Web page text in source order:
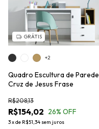
GRÁTIS
Quadro Escultura de Parede
Cruz de Jesus Frase
R$154,02
R$208,13
26% OFF
3xde R$51,34 sem juros
+2